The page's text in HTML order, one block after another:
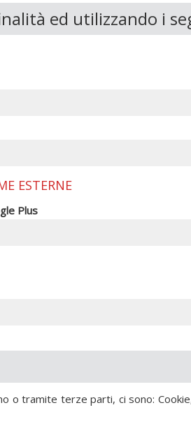
ed utilizzando i
ESTERNE
Plus
o tramite terze parti, ci sono: